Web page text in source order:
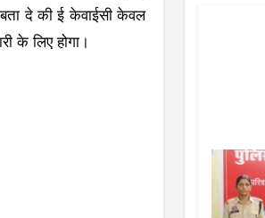
बता दे की ई केवाईसी केवल
के लिए होगा।